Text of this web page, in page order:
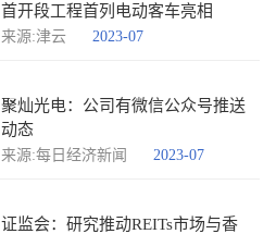
首开段工程首列电动客车亮相
来源:津云 2023-07
聚灿光电：公司有微信公众号推送
动态
来源:每日经济新闻 2023-07
证监会：研究推动REITs市场与香